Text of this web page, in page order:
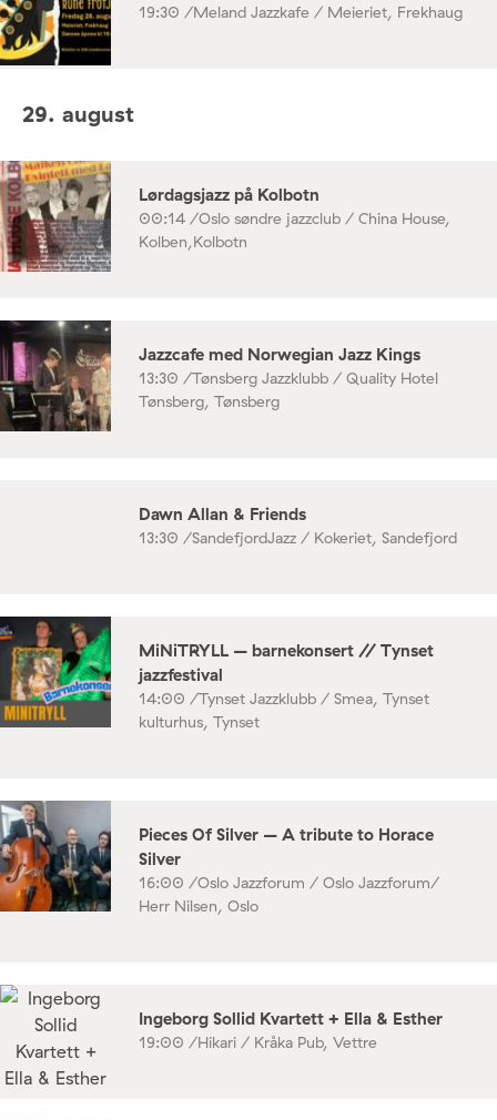
19:30 /Meland Jazzkafe / Meieriet, Frekhaug
29. august
Lørdagsjazz på Kolbotn
00:14 /Oslo søndre jazzclub / China House,
Kolben,Kolbotn
Jazzcafe med Norwegian Jazz Kings
13:30 /Tønsberg Jazzklubb / Quality Hotel
Tønsberg, Tønsberg
Dawn Allan & Friends
13:30 /SandefjordJazz / Kokeriet, Sandefjord
MiNiTRYLL – barnekonsert // Tynset
jazzfestival
14:00 /Tynset Jazzklubb / Smea, Tynset
kulturhus, Tynset
Pieces Of Silver – A tribute to Horace
Silver
16:00 /Oslo Jazzforum / Oslo Jazzforum/
Herr Nilsen, Oslo
Ingeborg Sollid Kvartett + Ella & Esther
19:00 /Hikari / Kråka Pub, Vettre